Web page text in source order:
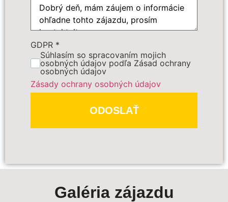
GDPR *
Súhlasím so spracovaním mojich
osobných údajov podľa Zásad ochrany
osobných údajov
Zásady ochrany osobných údajov
ODOSLAŤ
Počet osôb*
Cena zájazdu
Dôležité:
PREDBEŽNE OBJEDNAŤ
Galéria zájazdu